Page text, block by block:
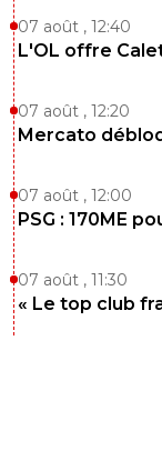
07 août , 12:40
L'OL offre
07 août , 12:20
Mercato
07 août , 12:00
PSG : 170ME
07 août , 11:30
« Le top club